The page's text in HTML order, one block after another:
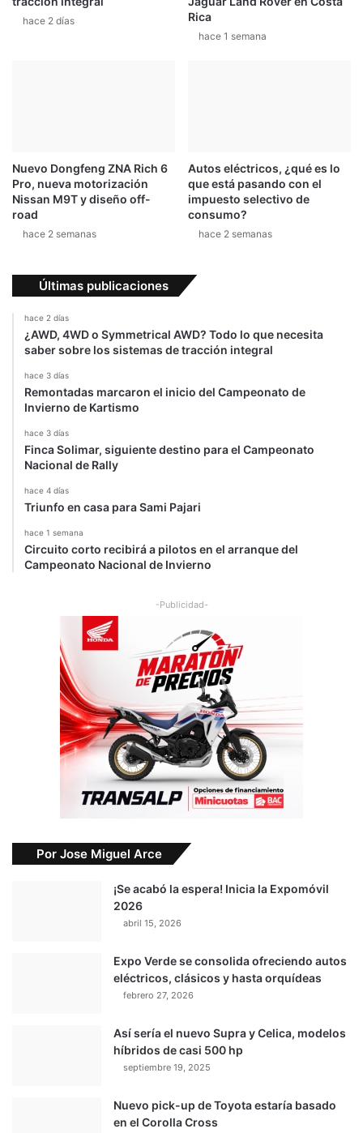
hace 2 días
Rica
hace 1 semana
Nuevo Dongfeng ZNA Rich 6
Pro, nueva motorización
Nissan M9T y diseño off-
road
hace 2 semanas
Autos eléctricos, ¿qué es lo
que está pasando con el
impuesto selectivo de
consumo?
hace 2 semanas
Últimas publicaciones
hace 2 días
¿AWD, 4WD o Symmetrical AWD? Todo lo que necesita
saber sobre los sistemas de tracción integral
hace 3 días
Remontadas marcaron el inicio del Campeonato de
Invierno de Kartismo
hace 3 días
Finca Solimar, siguiente destino para el Campeonato
Nacional de Rally
hace 4 días
Triunfo en casa para Sami Pajari
hace 1 semana
Circuito corto recibirá a pilotos en el arranque del
Campeonato Nacional de Invierno
-Publicidad-
Por Jose Miguel Arce
¡Se acabó la espera! Inicia la Expomóvil
2026
abril 15, 2026
Expo Verde se consolida ofreciendo autos
eléctricos, clásicos y hasta orquídeas
febrero 27, 2026
Así sería el nuevo Supra y Celica, modelos
híbridos de casi 500 hp
septiembre 19, 2025
Nuevo pick-up de Toyota estaría basado
en el Corolla Cross